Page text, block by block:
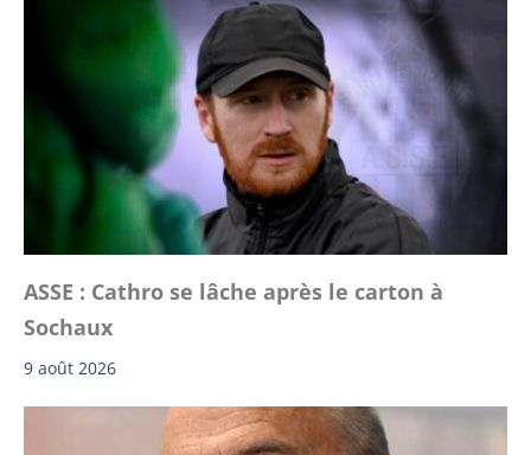
ASSE : Cathro se lâche après le carton à
Sochaux
9 août 2026